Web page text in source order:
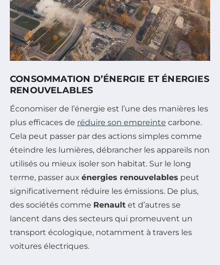
CONSOMMATION D’ÉNERGIE ET ÉNERGIES
RENOUVELABLES
Économiser de l’énergie est l’une des manières les
plus efficaces de réduire son empreinte carbone.
Cela peut passer par des actions simples comme
éteindre les lumières, débrancher les appareils non
utilisés ou mieux isoler son habitat. Sur le long
terme, passer aux énergies renouvelables peut
significativement réduire les émissions. De plus,
des sociétés comme Renault et d’autres se
lancent dans des secteurs qui promeuvent un
transport écologique, notamment à travers les
voitures électriques.